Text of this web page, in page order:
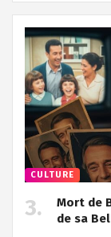
CULTURE
Mort de
de sa